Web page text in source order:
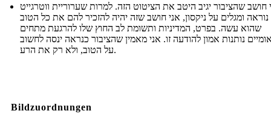
חושב שהציבור יגיב היטב את הציטוט הזה. למרות שערוריית ווטרגייט
נוראה ומגלים על ניקסון, אני חושב שזה יהיה להזכיר להם את כל הטוב
שהוא עשה. בפרט, המדיניות ותשומת לב החוץ שלו להרגעת מתחים
נותנות אמון להודעה זו. אני מאמין שהציבור כנראה ינסה לחשוב
על הטוב, ולא רק את הרע.
Bildzuordnungen